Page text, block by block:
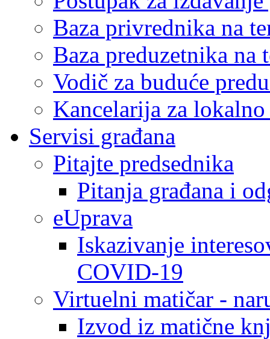
Baza privrednika na
Baza preduzetnika
Vodič za buduće
Kancelarija za
Servisi građana
Pitajte predsednika
Pitanja građana i
eUprava
Iskazivanje
COVID-19
Virtuelni matičar -
Izvod iz matične